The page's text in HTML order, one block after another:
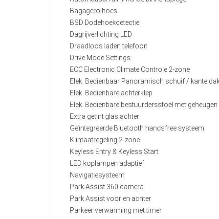
Bagagerolhoes
BSD Dodehoekdetectie
Dagrijverlichting LED
Draadloos laden telefoon
Drive Mode Settings
ECC Electronic Climate Controle 2-zone
Elek. Bedienbaar Panoramisch schuif /
Elek. Bedienbare achterklep
Elek. Bedienbare bestuurdersstoel met geheugen
Extra getint glas achter
Geïntegreerde Bluetooth handsfree systeem
Klimaatregeling 2-zone
Keyless Entry & Keyless Start
LED koplampen adaptief
Navigatiesysteem
Park Assist 360 camera
Park Assist voor en achter
Parkeer verwarming met timer